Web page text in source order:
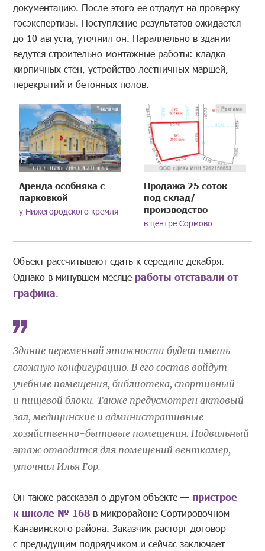
документацию. После этого ее отдадут на проверку
госэкспертизы. Поступление результатов ожидается
до 10 августа, уточнил он. Параллельно в здании
ведутся строительно-монтажные работы: кладка
кирпичных стен, устройство лестничных маршей,
перекрытий и бетонных полов.
Аренда особняка с
парковкой
у Нижегородского кремля
Продажа 25 соток
под склад/
производство
в центре Сормово
Объект рассчитывают сдать к середине декабря.
Однако в минувшем месяце работы отставали от
графика.
Здание переменной этажности будет иметь
сложную конфигурацию. В его состав войдут
учебные помещения, библиотека, спортивный
и пищевой блоки. Также предусмотрен актовый
зал, медицинские и административные
хозяйственно-бытовые помещения. Подвальный
этаж отводится для помещений венткамер, —
уточнил Илья Гор.
Он также рассказал о другом объекте — пристрое
к школе № 168 в микрорайоне Сортировочном
Канавинского района. Заказчик расторг договор
с предыдущим подрядчиком и сейчас заключает